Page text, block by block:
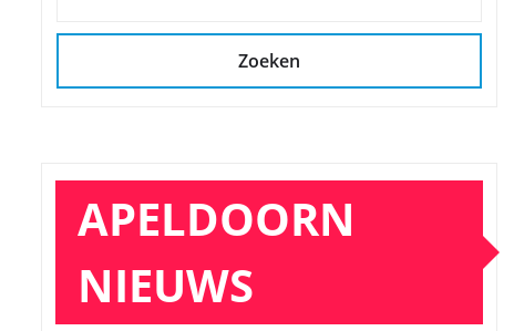
Zoeken
APELDOORN
NIEUWS